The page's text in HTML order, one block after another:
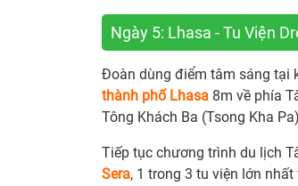
Ngày 5: Lhasa - Tu Viện
Đoàn dùng điểm tâm sáng tại
thành phố Lhasa 8m về phía
Tông Khách Ba (Tsong Kha
Tiếp tục chương trình du lịch
Sera, 1 trong 3 tu viện lớn